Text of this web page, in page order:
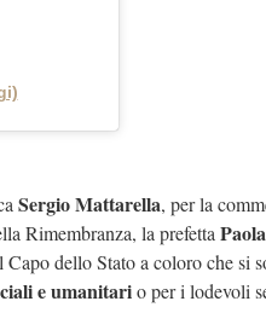
Sergio Mattarella, per la
Rimembranza, la prefetta
dello Stato a coloro che si
e umanitario per i lodevoli